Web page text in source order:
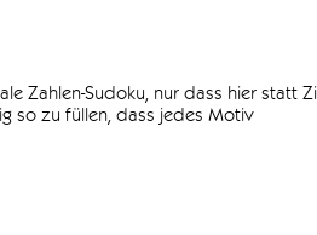
Zahlen-Sudoku, nur dass hier
so zu füllen, dass jedes Motiv